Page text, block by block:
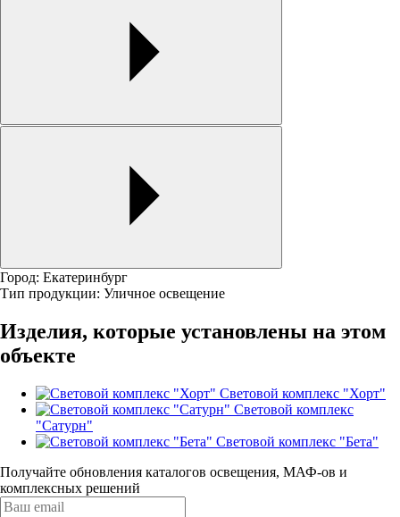
Город: Екатеринбург
Тип продукции: Уличное освещение
Изделия, которые установлены на этом
объекте
Световой комплекс "Хорт"
Световой комплекс
"Сатурн"
Световой комплекс "Бета"
Получайте обновления каталогов освещения, МАФ-ов и
комплексных решений